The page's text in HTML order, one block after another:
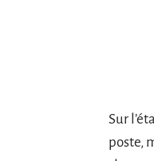
Sur
poste,